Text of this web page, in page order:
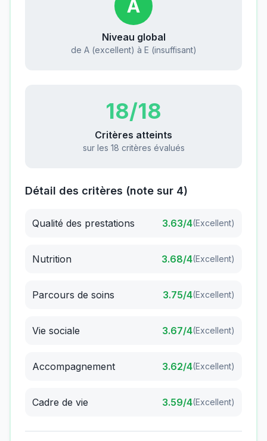
A
Niveau global
de A (excellent) à E (insuffisant)
18/18
Critères atteints
sur les 18 critères évalués
Détail des critères (note sur 4)
Qualité des prestations 3.63/4(Excellent)
Nutrition 3.68/4(Excellent)
Parcours de soins 3.75/4(Excellent)
Vie sociale 3.67/4(Excellent)
Accompagnement 3.62/4(Excellent)
Cadre de vie 3.59/4(Excellent)